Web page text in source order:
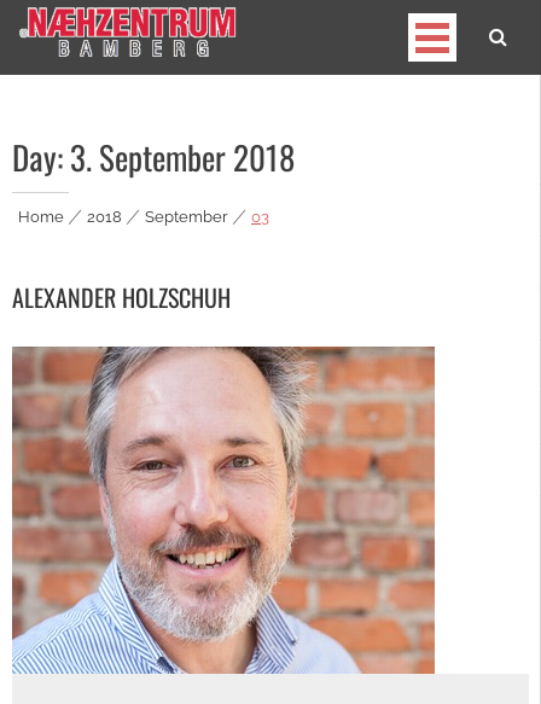
Skip
content
Familientradition seit 1925
Day:3. September 2018
Home|2018|September|03
ALEXANDER HOLZSCHUH